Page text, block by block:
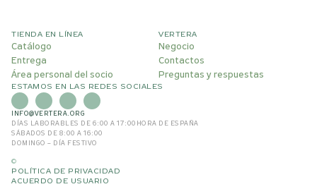
TIENDA EN LÍNEA
Catálogo
Entrega
Área personal del socio
VERTERA
Negocio
Contactos
Preguntas y respuestas
ESTAMOS EN LAS REDES SOCIALES
INFO@VERTERA.ORG
DÍAS LABORABLES DE 6:00 A 17:00 HORA DE ESPAÑA
SÁBADOS DE 8:00 A 16:00
DOMINGO – DÍA FESTIVO
©
POLÍTICA DE PRIVACIDAD
ACUERDO DE USUARIO